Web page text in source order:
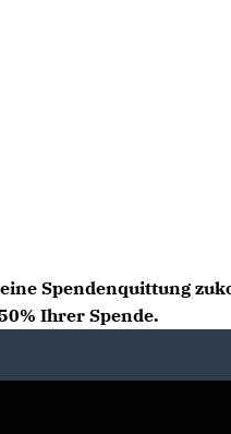
Spendenquittung
Ihrer Spende.